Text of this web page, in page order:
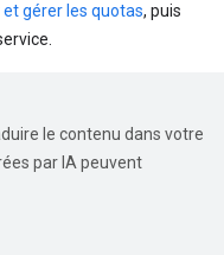
gérer les quotas, puis
le contenu dans votre
par IA peuvent